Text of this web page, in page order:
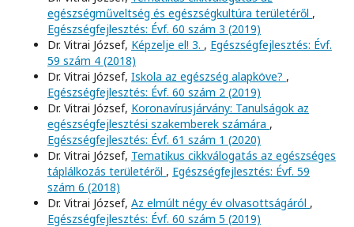
egészségműveltség és egészségkultúra területéről ,
Egészségfejlesztés: Évf. 60 szám 3 (2019)
Dr. Vitrai József, Képzelje el! 3. , Egészségfejlesztés: Évf.
59 szám 4 (2018)
Dr. Vitrai József, Iskola az egészség alapköve? ,
Egészségfejlesztés: Évf. 60 szám 2 (2019)
Dr. Vitrai József, Koronavírusjárvány: Tanulságok az
egészségfejlesztési szakemberek számára ,
Egészségfejlesztés: Évf. 61 szám 1 (2020)
Dr. Vitrai József, Tematikus cikkválogatás az egészséges
táplálkozás területéről , Egészségfejlesztés: Évf. 59
szám 6 (2018)
Dr. Vitrai József, Az elmúlt négy év olvasottságáról ,
Egészségfejlesztés: Évf. 60 szám 5 (2019)